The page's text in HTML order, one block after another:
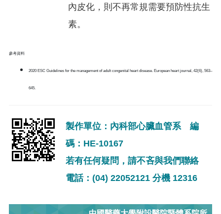
內皮化，則不再常規需要預防性抗生
素。
參考資料
2020 ESC Guidelines for the management of adult congenital heart disease. European heart journal, 42(6), 563–
645.
製作單位：內科部心臟血管系 編
碼：HE-10167
若有任何疑問，請不吝與我們聯絡
電話：(04) 22052121 分機 12316